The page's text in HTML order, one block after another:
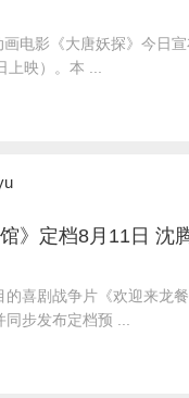
电影《大唐妖探》今日
映）。本 ...
馆》定档8月11日 沈
喜剧战争片《欢迎来龙
步发布定档预 ...